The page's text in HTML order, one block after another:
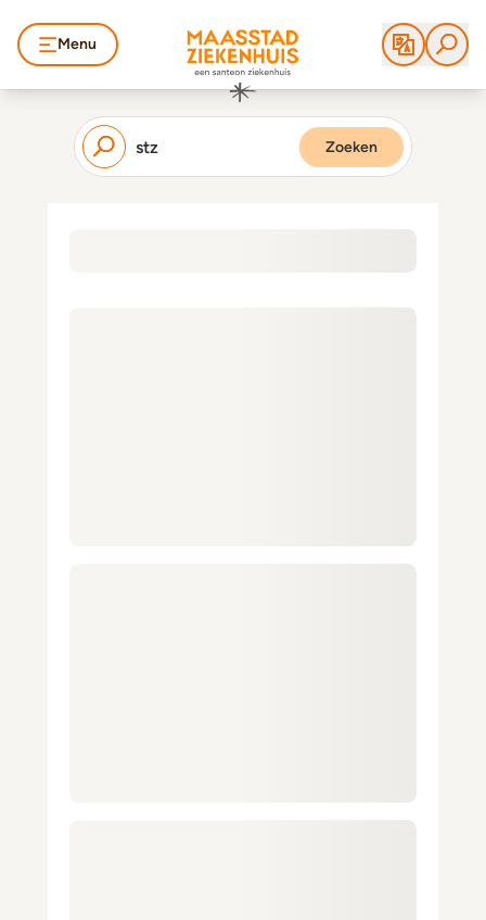
Menu
Zoeken